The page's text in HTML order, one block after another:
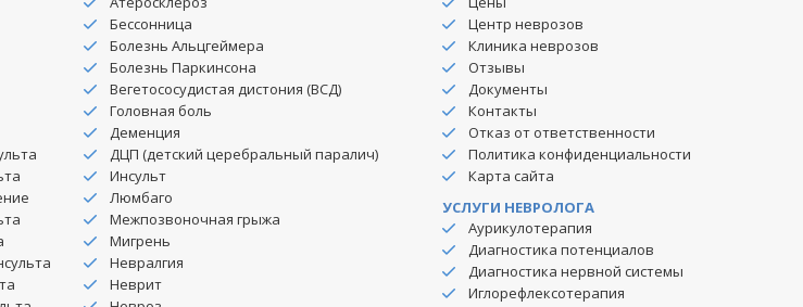
Бессонница
Болезнь Альцгеймера
Болезнь Паркинсона
Вегетососудистая дистония (ВСД)
Головная боль
Деменция
ДЦП (детский церебральный паралич)
Инсульт
Люмбаго
Межпозвоночная грыжа
Мигрень
Невралгия
Неврит
Центр неврозов
Клиника неврозов
Отзывы
Документы
Контакты
Отказ от ответственности
Политика конфиденциальности
Карта сайта
УСЛУГИ НЕВРОЛОГА
Аурикулотерапия
Диагностика потенциалов
Диагностика нервной системы
Иглорефлексотерапия